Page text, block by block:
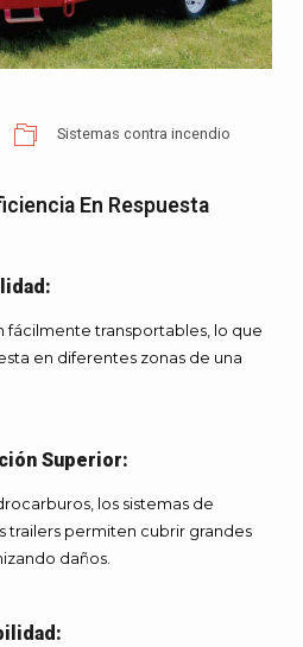
Sistemas contra incendio
En Respuesta
fácilmente transportables, lo que
en diferentes zonas de una
Superior:
los sistemas de
trailers permiten cubrir grandes
daños.